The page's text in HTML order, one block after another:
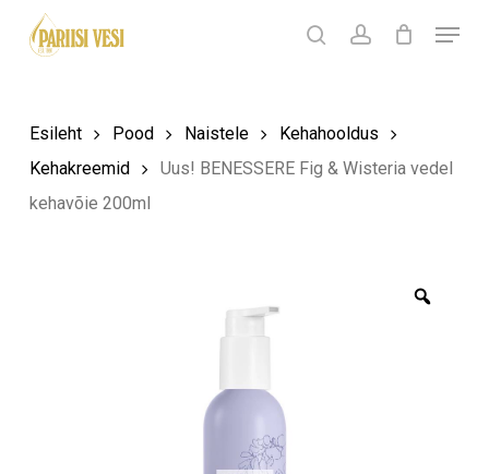
Products
search
searchaccount
Menu
Ostukorv
Esileht Pood Naistele
Kehahooldus
Kehakreemid
Uus! BENESSERE Fig & Wisteria vedel
kehavõie 200ml